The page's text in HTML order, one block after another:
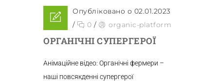
Опубліковано о 02.01.2023
/
0 / organic-platform
ОРГАНІЧНІ СУПЕРГЕРОЇ
Анімаційне відео: Органічні фермери –
наші повсякденні супергерої